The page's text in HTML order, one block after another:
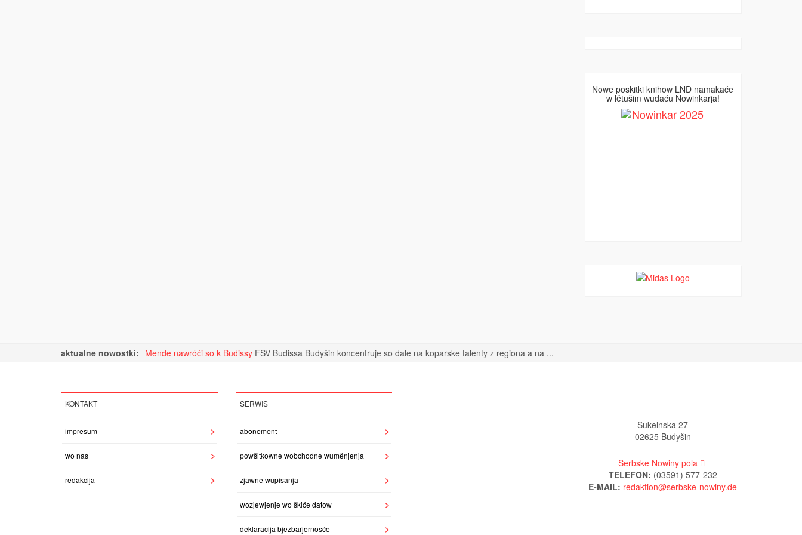
Nowe poskitki knihow LND namakaće
w lětušim wudaću Nowinkarja!
aktualne nowostki: Mende nawróći so k Budissy FSV Budissa Budyšin koncentruje so dale na koparske talenty z regiona a na ...
KONTAKT
impresum
wo nas
redakcija
SERWIS
abonement
powšitkowne wobchodne wuměnjenja
zjawne wupisanja
wozjewjenje wo škiće datow
deklaracija bjezbarjernosće
Sukelnska 27
02625 Budyšin
Serbske Nowiny pola
TELEFON: (03591) 577-232
E-MAIL: